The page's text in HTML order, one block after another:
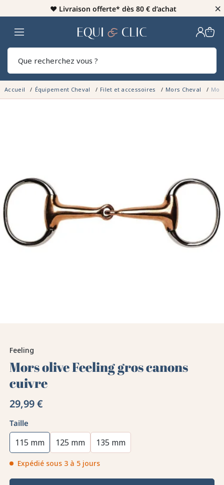
♥️ Livraison offerte* dès 80 € d’achat ×
Home
Accueil Équipement Cheval Filet et accessoires Mors Cheval
Feeling
Mors olive Feeling gros canons
cuivre
29,99 €
Taille
115 mm 125 mm 135 mm
Expédié sous 3 à 5 jours